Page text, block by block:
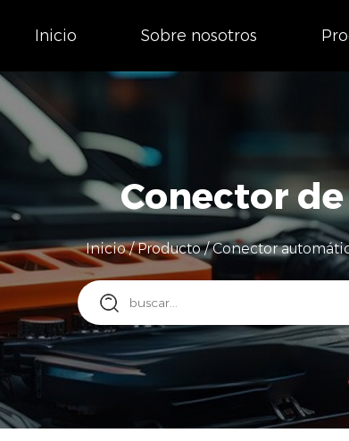
Inicio Sobre nosotros
Conector
Inicio/Producto/Conector